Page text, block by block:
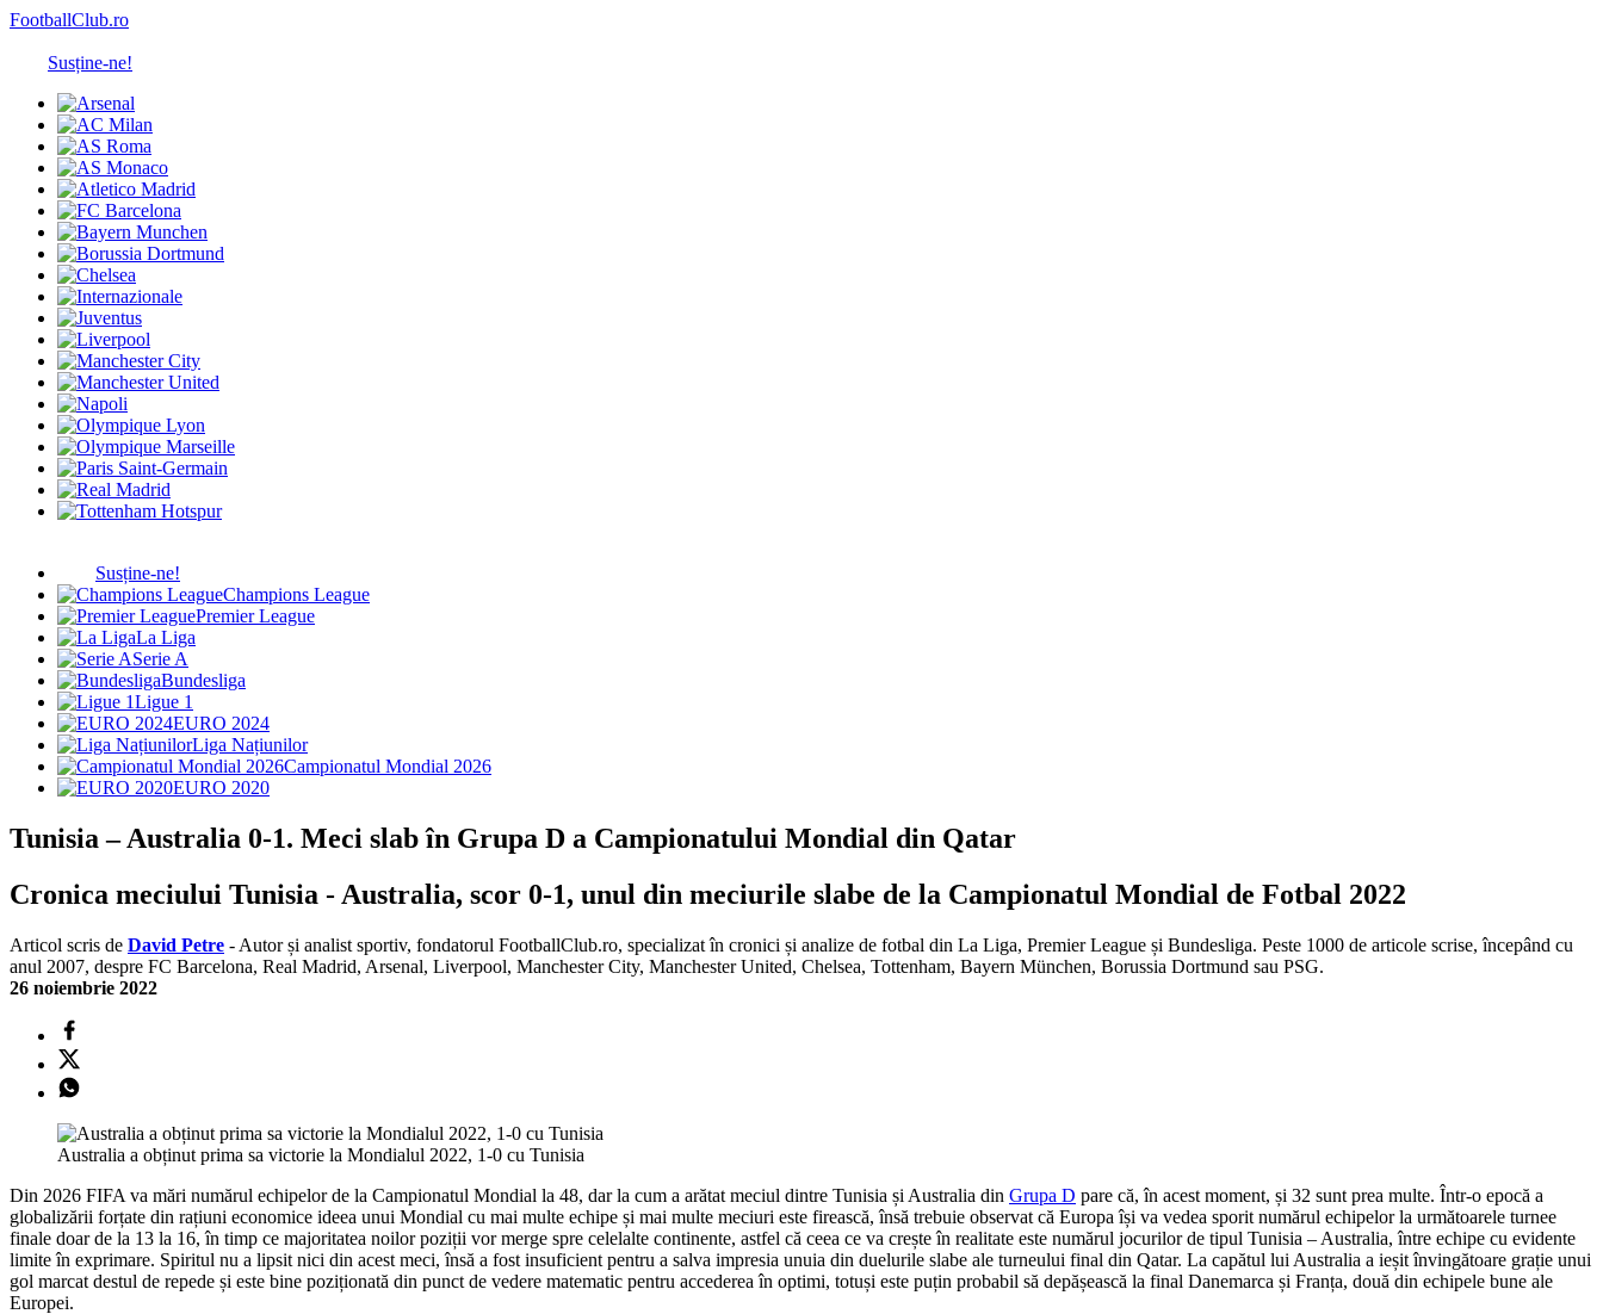
FootballClub.ro
Susține-ne!
Susține-ne!
Champions League
Premier League
La Liga
Serie A
Bundesliga
Ligue 1
EURO 2024
Liga Națiunilor
Campionatul Mondial 2026
EURO 2020
Tunisia – Australia 0-1. Meci slab în Grupa D a Campionatului Mondial din Qatar
Cronica meciului Tunisia - Australia, scor 0-1, unul din meciurile slabe de la Campionatul Mondial de Fotbal 2022
Articol scris de David Petre - Autor și analist sportiv, fondatorul FootballClub.ro, specializat în cronici și analize de fotbal din La Liga, Premier League și Bundesliga. Peste 1000 de articole scrise, începând cu
anul 2007, despre FC Barcelona, Real Madrid, Arsenal, Liverpool, Manchester City, Manchester United, Chelsea, Tottenham, Bayern München, Borussia Dortmund sau PSG.
26 noiembrie 2022
Australia a obținut prima sa victorie la Mondialul 2022, 1-0 cu Tunisia
Din 2026 FIFA va mări numărul echipelor de la Campionatul Mondial la 48, dar la cum a arătat meciul dintre Tunisia și Australia din Grupa D pare că, în acest moment, și 32 sunt prea multe. Într-o epocă a
globalizării forțate din rațiuni economice ideea unui Mondial cu mai multe echipe și mai multe meciuri este firească, însă trebuie observat că Europa își va vedea sporit numărul echipelor la următoarele turnee
finale doar de la 13 la 16, în timp ce majoritatea noilor poziții vor merge spre celelalte continente, astfel că ceea ce va crește în realitate este numărul jocurilor de tipul Tunisia – Australia, între echipe cu evidente
limite în exprimare. Spiritul nu a lipsit nici din acest meci, însă a fost insuficient pentru a salva impresia unuia din duelurile slabe ale turneului final din Qatar. La capătul lui Australia a ieșit învingătoare grație unui
gol marcat destul de repede și este bine poziționată din punct de vedere matematic pentru accederea în optimi, totuși este puțin probabil să depășească la final Danemarca și Franța, două din echipele bune ale
Europei.